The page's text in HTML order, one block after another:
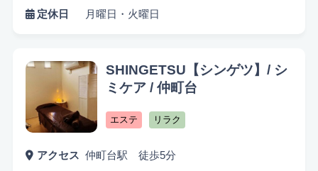
悩み検索
定休日
月曜日・火曜日
SHINGETSU【シンゲツ】/ シ
ミケア / 仲町台
エステ リラク
アクセス 仲町台駅 徒歩5分